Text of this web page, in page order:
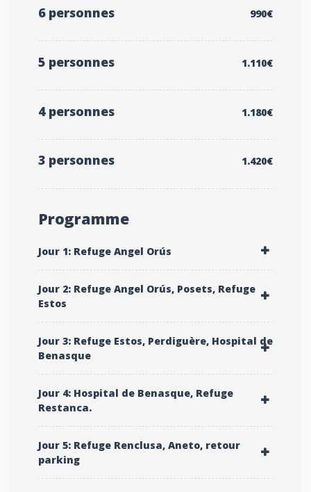
6 personnes 990€
5 personnes 1.110€
4 personnes 1.180€
3 personnes 1.420€
Programme
Jour 1: Refuge Angel Orús
Jour 2: Refuge Angel Orús, Posets, Refuge
Estos
Jour 3: Refuge Estos, Perdiguère, Hospital de
Benasque
Jour 4: Hospital de Benasque, Refuge
Restanca.
Jour 5: Refuge Renclusa, Aneto, retour
parking